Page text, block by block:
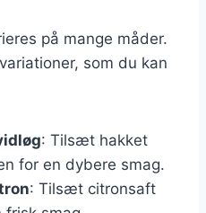
på mange måder.
som du kan
: Tilsæt hakket
for en dybere smag.
: Tilsæt citronsaft